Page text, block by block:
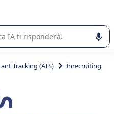
o nella scelta di un
Tracking (ATS) Inrecruiting